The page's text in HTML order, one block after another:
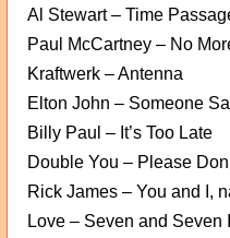
Al Stewart – Time
Paul McCartney – No
Kraftwerk – Antenna
Elton John – Someone
Billy Paul – It’s Too Late
Double You – Please
Rick James – You and I,
Love – Seven and Seven